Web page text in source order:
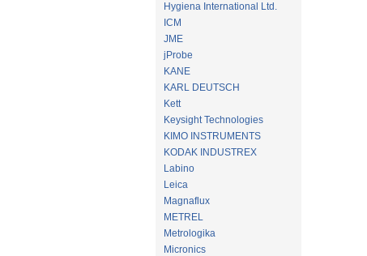
Hygiena International Ltd.
ICM
JME
jProbe
KANE
KARL DEUTSCH
Kett
Keysight Technologies
KIMO INSTRUMENTS
KODAK INDUSTREX
Labino
Leica
Magnaflux
METREL
Metrologika
Micronics